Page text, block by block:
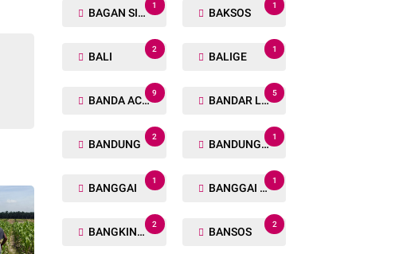
BAGAN SIAPIN API
1
BAKSOS
1
BALI
2
BALIGE
1
BANDA ACEH
9
BANDAR LAMPUNG
5
BANDUNG
2
BANDUNG BARAT
1
BANGGAI
1
BANGGAI LAUT
1
BANGKINANG
2
BANSOS
2